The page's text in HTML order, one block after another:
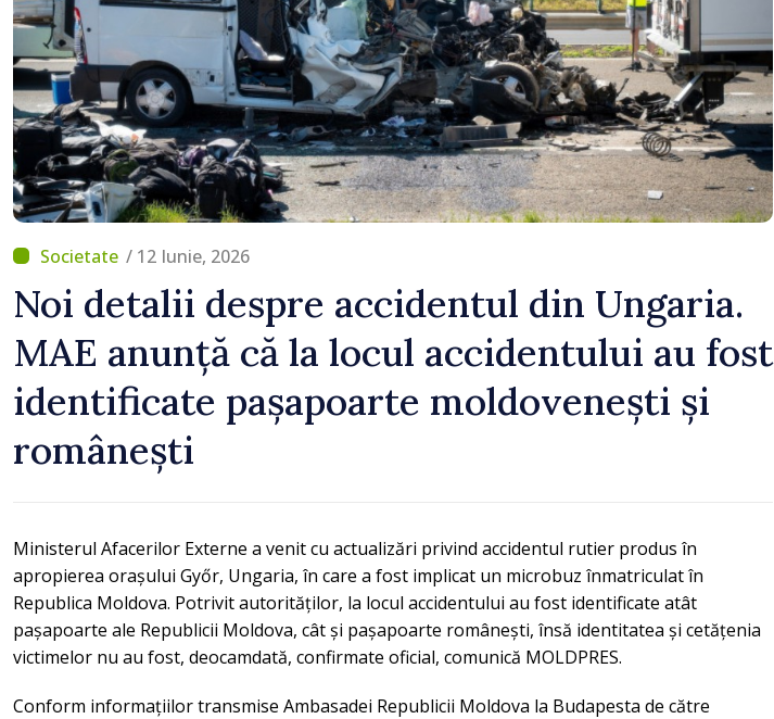
/ 12 Iunie, 2026
Noi detalii despre accidentul din Ungaria.
MAE anunță că la locul accidentului au fost
identificate pașapoarte moldovenești și
românești
Ministerul Afacerilor Externe a venit cu actualizări privind accidentul rutier produs în
apropierea orașului Győr, Ungaria, în care a fost implicat un microbuz înmatriculat în
Republica Moldova. Potrivit autorităților, la locul accidentului au fost identificate atât
pașapoarte ale Republicii Moldova, cât și pașapoarte românești, însă identitatea și cetățenia
victimelor nu au fost, deocamdată, confirmate oficial, comunică MOLDPRES.
Conform informațiilor transmise Ambasadei Republicii Moldova la Budapesta de către